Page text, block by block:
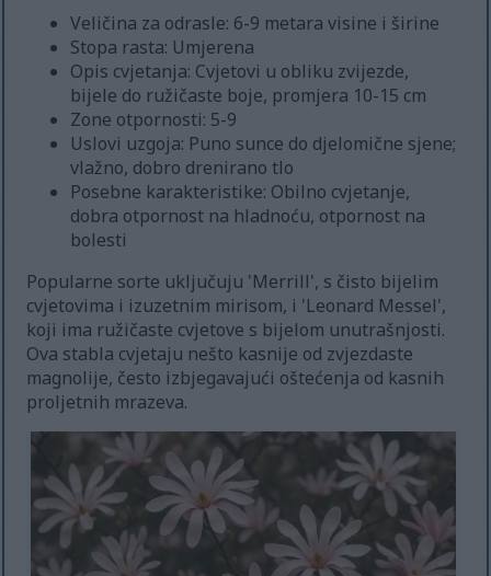
Veličina za odrasle: 6-9 metara visine i širine
Stopa rasta: Umjerena
Opis cvjetanja: Cvjetovi u obliku zvijezde,
bijele do ružičaste boje, promjera 10-15 cm
Zone otpornosti: 5-9
Uslovi uzgoja: Puno sunce do djelomične sjene;
vlažno, dobro drenirano tlo
Posebne karakteristike: Obilno cvjetanje,
dobra otpornost na hladnoću, otpornost na
bolesti
Popularne sorte uključuju 'Merrill', s čisto bijelim
cvjetovima i izuzetnim mirisom, i 'Leonard Messel',
koji ima ružičaste cvjetove s bijelom unutrašnjosti.
Ova stabla cvjetaju nešto kasnije od zvjezdaste
magnolije, često izbjegavajući oštećenja od kasnih
proljetnih mrazeva.